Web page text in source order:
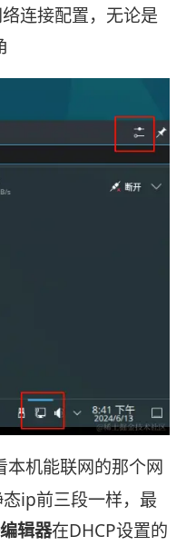
连接配置，无论是
本机能联网的那个网
ip前三段一样，最
辑器在DHCP设置的